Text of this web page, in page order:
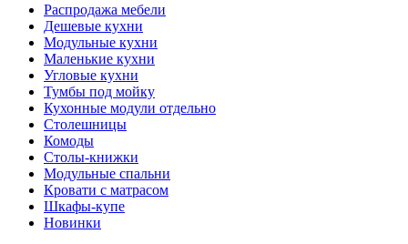
Распродажа мебели
Дешевые кухни
Модульные кухни
Маленькие кухни
Угловые кухни
Тумбы под мойку
Кухонные модули отдельно
Столешницы
Комоды
Столы-книжки
Модульные спальни
Кровати с матрасом
Шкафы-купе
Новинки